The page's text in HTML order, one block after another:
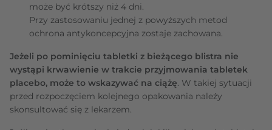
może być krótszy niż 4 dni.
Przy zastosowaniu jednej z powyższych metod
ochrona antykoncepcyjna zostaje zachowana.
Jeżeli po pominięciu tabletki z bieżącego blistra nie
wystąpi krwawienie w trakcie przyjmowania tabletek
placebo, może to wskazywać na ciążę. W takiej sytuacji
przed rozpoczęciem kolejnego opakowania należy
skonsultować się z lekarzem.